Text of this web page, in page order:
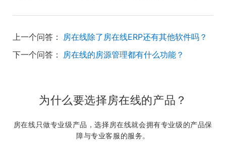
上一个问答： 房在线除了房在线ERP还有其他软件吗？
下一个问答： 房在线的房源管理都有什么功能？
为什么要选择房在线的产品？
房在线只做专业级产品，选择房在线就会拥有专业级的产品保
障与专业客服的服务。